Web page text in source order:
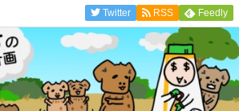
Twitter RSS Feedly